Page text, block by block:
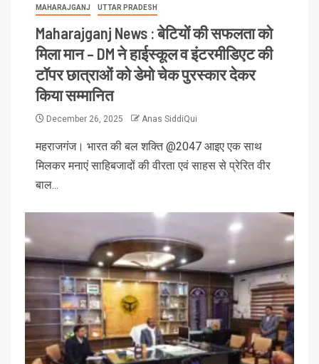
MAHARAJGANJ UTTAR PRADESH
Maharajganj News : बेटियों की सफलता को
मिला मान – DM ने हाईस्कूल व इंटरमीडिएट की
टॉपर छात्राओं को डेमो चेक पुरस्कार देकर
किया सम्मानित
December 26, 2025 Anas SiddiQui
महराजगंज। भारत की बल शक्ति @2047 आइए एक साथ
मिलकर मनाएं साहिबजादों की वीरता एवं साहस से प्रेरित वीर
बाल...